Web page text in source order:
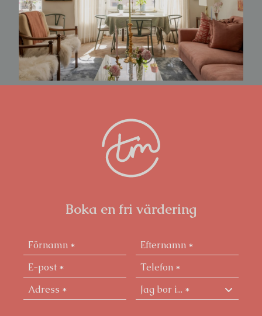
Boka en fri värdering